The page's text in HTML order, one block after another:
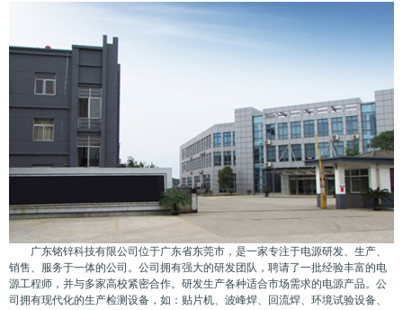
广东铭锌科技有限公司位于广东省东莞市，是一家专注于电源研发、生产、
销售、服务于一体的公司。公司拥有强大的研发团队，聘请了一批经验丰富的电
源工程师，并与多家高校紧密合作。研发生产各种适合市场需求的电源产品。公
司拥有现代化的生产检测设备，如：贴片机、波峰焊、回流焊、环境试验设备、